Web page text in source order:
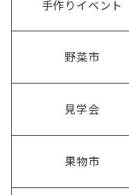
手作りイベント
野菜市
見学会
果物市